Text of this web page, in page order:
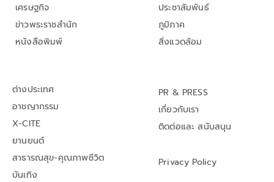
เศรษฐกิจ
ข่าวพระราชสำนัก
หนังสือพิมพ์
ประชาสัมพันธ์
ภูมิภาค
สิ่งแวดล้อม
ต่างประเทศ
อาชญากรรม
X-CITE
ยานยนต์
สาธารณสุข-คุณภาพชีวิต
บันเทิง
PR & PRESS
เกี่ยวกับเรา
ติดต่อและ สนับสนุน
Privacy Policy